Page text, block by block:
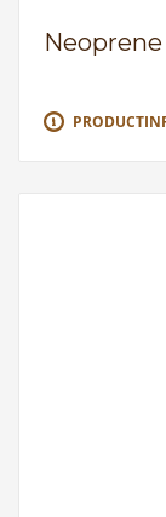
Neoprene